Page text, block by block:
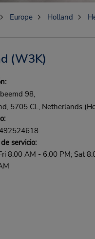
Europe Holland
(W3K)
98,
5705 CL, Netherlands
servicio:
8:00 AM - 6:00 PM; Sat